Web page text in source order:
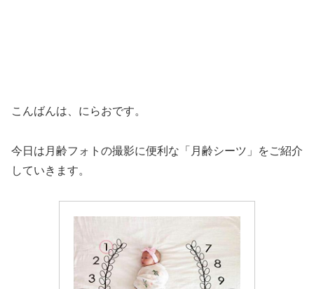
こんばんは、にらおです。
今日は月齢フォトの撮影に便利な「月齢シーツ」をご紹介
していきます。